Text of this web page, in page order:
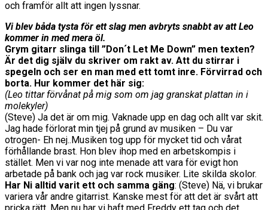
och framför allt att ingen lyssnar.
Vi blev båda tysta för ett slag men avbryts snabbt av att Leo
kommer in med mera öl.
Grym gitarr slinga till ”Don´t Let Me Down” men texten?
Är det dig själv du skriver om rakt av. Att du stirrar i
spegeln och ser en man med ett tomt inre. Förvirrad och
borta. Hur kommer det här sig:
(Leo tittar förvånat på mig som om jag granskat plattan in i
molekyler)
(Steve) Ja det är om mig. Vaknade upp en dag och allt var skit.
Jag hade förlorat min tjej på grund av musiken – Du var
otrogen- Eh nej..Musiken tog upp för mycket tid och vårat
förhållande brast. Hon blev ihop med en arbetskompis i
stället. Men vi var nog inte menade att vara för evigt hon
arbetade på bank och jag var rock musiker. Lite skilda skolor.
Har Ni alltid varit ett och samma gäng: (Steve) Nä, vi brukar
variera vår andre gitarrist. Kanske mest för att det är svårt att